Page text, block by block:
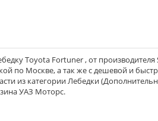
Toyota Fortuner , от производителя
по Москве, а так же с дешевой и
из категории Лебедки
УАЗ Моторс.